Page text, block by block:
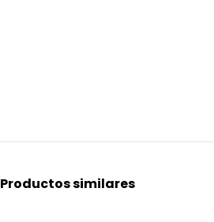
Productos similares